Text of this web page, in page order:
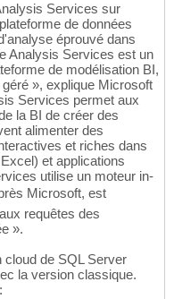
Services sur
de données
éprouvé dans
Analysis Services est un
de modélisation BI,
», explique Microsoft
Services permet aux
la BI de créer des
alimenter des
et riches dans
et applications
utilise un moteur in-
Microsoft, est
requêtes des
».
cloud de SQL Server
la version classique.